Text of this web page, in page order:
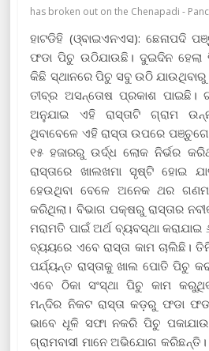
has broken out on the Chenapadi -
ହାଟଡିହି (ଓ୍ବାଇଏନଏସ): ଛେନାପଦି
ଫଡା ପିଚୁ ଉଠିଯାଉଛି। ଦୁଇଦିନ
କିଛି ସ୍ଥାନରେ ପିଚୁ ସବୁ ଉଠି ଯାଉଥିବାରୁ
ତୀବ୍ର ଅସନ୍ତୋଷ ପ୍ରକାଶ ପାଇଛି।
ଅନୁଯାଇ ଏହି ରାସ୍ତାଟି ଗ୍ରାମ
ଥିବାବେଳେ ଏହି ରାସ୍ତା ଉପରେ
୧୫ ହଜାରରୁ ଉର୍ଦ୍ଧ ଲୋକ ନିର୍ଭର
ରାସ୍ତାରେ ଖାଲଖମା ସୃଷ୍ଟି ହୋଇ
ହେଉଥିବା ବେଳେ ଅନେକ ଥର
କରିଥିଲା। ବିଭାଗ ପକ୍ଷରୁ ରାସ୍ତାର
ମରାମତି ପାଇଁ ଅର୍ଥ ବ୍ୟବସ୍ଥା
ବ୍ୟୟରେ ଏବେ ରାସ୍ତା କାମ ଚାଲିଛି।
ପର୍ଯ୍ୟନ୍ତ ରାସ୍ତାକୁ ଖାଲ ପୋତି ପିଚୁ
ଏବେ ଠିକା ସଂସ୍ଥା ପିଚୁ କାମ
ମନ୍ଦିର ନିକଟ ରାସ୍ତା କଡ଼ରୁ ଫଡା
ଭାବେ ଧୂଳି ସଫା ନକରି ପିଚୁ
ଗ୍ରାମବାସୀ ମାନେ ଅଭିଯୋଗ କରିଛନ୍ତି।